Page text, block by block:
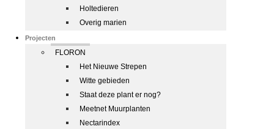
Holtedieren
Overig marien
Projecten
FLORON
Het Nieuwe Strepen
Witte gebieden
Staat deze plant er nog?
Meetnet Muurplanten
Nectarindex